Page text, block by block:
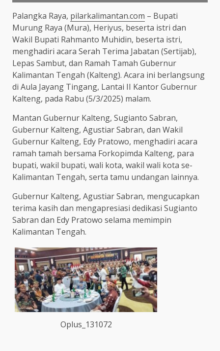
Palangka Raya, pilarkalimantan.com – Bupati
Murung Raya (Mura), Heriyus, beserta istri dan
Wakil Bupati Rahmanto Muhidin, beserta istri,
menghadiri acara Serah Terima Jabatan (Sertijab),
Lepas Sambut, dan Ramah Tamah Gubernur
Kalimantan Tengah (Kalteng). Acara ini berlangsung
di Aula Jayang Tingang, Lantai II Kantor Gubernur
Kalteng, pada Rabu (5/3/2025) malam.
Mantan Gubernur Kalteng, Sugianto Sabran,
Gubernur Kalteng, Agustiar Sabran, dan Wakil
Gubernur Kalteng, Edy Pratowo, menghadiri acara
ramah tamah bersama Forkopimda Kalteng, para
bupati, wakil bupati, wali kota, wakil wali kota se-
Kalimantan Tengah, serta tamu undangan lainnya.
Gubernur Kalteng, Agustiar Sabran, mengucapkan
terima kasih dan mengapresiasi dedikasi Sugianto
Sabran dan Edy Pratowo selama memimpin
Kalimantan Tengah.
Oplus_131072